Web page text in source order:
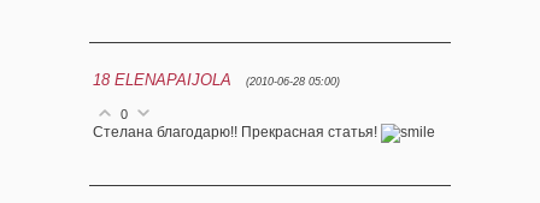
18 ELENAPAIJOLA (2010-06-28 05:00)
0
Стелана благодарю!! Прекрасная статья!